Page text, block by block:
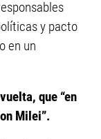
y pacto
en un
que “en
Milei”.